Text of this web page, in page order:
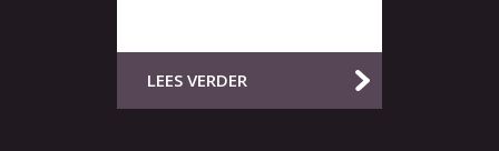
LEES VERDER